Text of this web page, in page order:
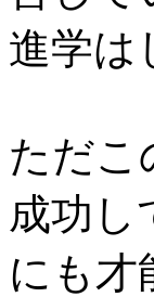
進学は
ただこ
成功し
にも才